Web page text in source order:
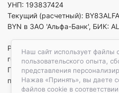
Наш сайт использует файлы
пользовательского опыта,
представления
Нажав «Принять», вы даете
файлов cookie в
УНП: 193837424
Текущий (расчетный):
BYN в ЗАО 'Альфа-Банк', БИК:
Регистрация в торговом
горисполком
По вопросам защиты прав
приемная:+375173783412